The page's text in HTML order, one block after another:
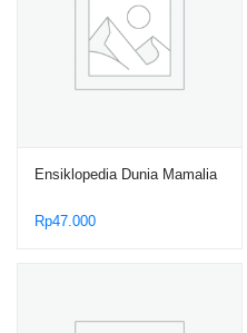
Ensiklopedia Dunia Mamalia
Rp47.000